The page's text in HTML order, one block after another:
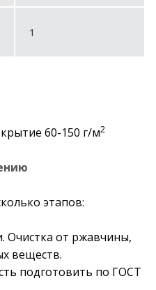
1
60-150 г/м2
этапов:
Очистка от ржавчины,
веществ.
подготовить по ГОСТ